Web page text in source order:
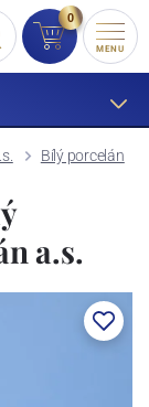
0
MENU
Bílý porcelán
a.s.